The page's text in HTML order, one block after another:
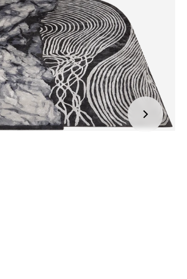
geleverd. Wij streven ernaar uw
bij u thuis te bezorgen.
geleverd. Mocht het niet passen en
storten wij het aankoopbedrag zo
binnen 14 dagen na herroeping.
op: